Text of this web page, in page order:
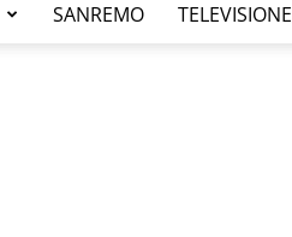
SANREMO TELEVISIONE